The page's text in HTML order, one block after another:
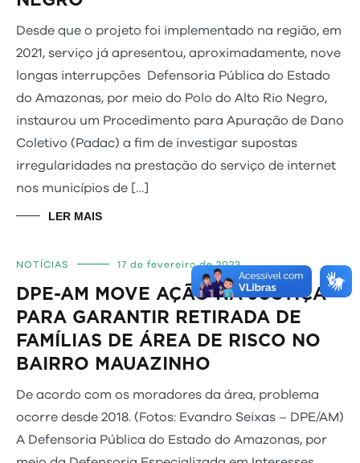
Desde que o projeto foi implementado na região, em
2021, serviço já apresentou, aproximadamente, nove
longas interrupções Defensoria Pública do Estado
do Amazonas, por meio do Polo do Alto Rio Negro,
instaurou um Procedimento para Apuração de Dano
Coletivo (Padac) a fim de investigar supostas
irregularidades na prestação do serviço de internet
nos municípios de […]
LER MAIS
NOTÍCIAS 17 de fevereiro de 2023
DPE-AM MOVE AÇÃO NA JUSTIÇA
PARA GARANTIR RETIRADA DE
FAMÍLIAS DE ÁREA DE RISCO NO
BAIRRO MAUAZINHO
De acordo com os moradores da área, problema
ocorre desde 2018. (Fotos: Evandro Seixas – DPE/AM)
A Defensoria Pública do Estado do Amazonas, por